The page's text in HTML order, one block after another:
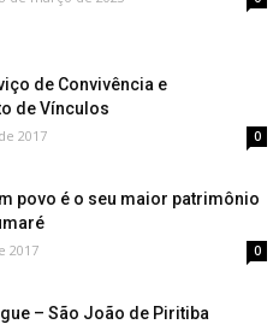
Piritiba
de Convivência e
de Vínculos
2017 0
povo é o seu maior patrimônio
2017 0
– São João de Piritiba